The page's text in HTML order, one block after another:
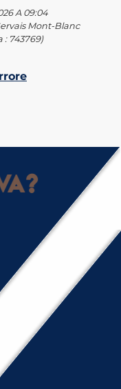
A 09:04
Mont-Blanc
: 743769)